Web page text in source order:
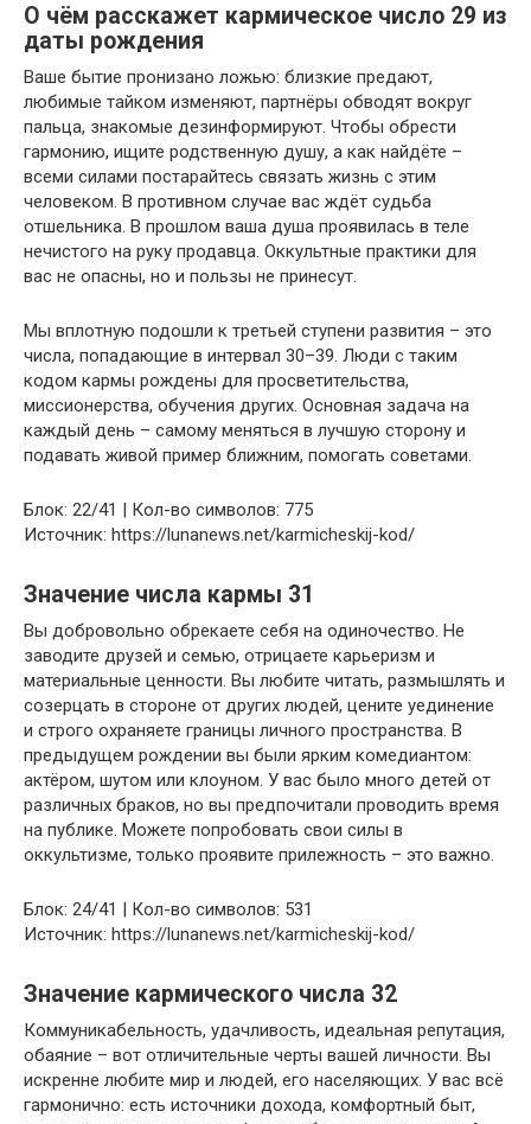
О чём расскажет кармическое число 29 из
даты рождения
Ваше бытие пронизано ложью: близкие предают,
любимые тайком изменяют, партнёры обводят вокруг
пальца, знакомые дезинформируют. Чтобы обрести
гармонию, ищите родственную душу, а как найдёте –
всеми силами постарайтесь связать жизнь с этим
человеком. В противном случае вас ждёт судьба
отшельника. В прошлом ваша душа проявилась в теле
нечистого на руку продавца. Оккультные практики для
вас не опасны, но и пользы не принесут.
Мы вплотную подошли к третьей ступени развития – это
числа, попадающие в интервал 30–39. Люди с таким
кодом кармы рождены для просветительства,
миссионерства, обучения других. Основная задача на
каждый день – самому меняться в лучшую сторону и
подавать живой пример ближним, помогать советами.
Блок: 22/41 | Кол-во символов: 775
Источник: https://lunanews.net/karmicheskij-kod/
Значение числа кармы 31
Вы добровольно обрекаете себя на одиночество. Не
заводите друзей и семью, отрицаете карьеризм и
материальные ценности. Вы любите читать, размышлять и
созерцать в стороне от других людей, цените уединение
и строго охраняете границы личного пространства. В
предыдущем рождении вы были ярким комедиантом:
актёром, шутом или клоуном. У вас было много детей от
различных браков, но вы предпочитали проводить время
на публике. Можете попробовать свои силы в
оккультизме, только проявите прилежность – это важно.
Блок: 24/41 | Кол-во символов: 531
Источник: https://lunanews.net/karmicheskij-kod/
Значение кармического числа 32
Коммуникабельность, удачливость, идеальная репутация,
обаяние – вот отличительные черты вашей личности. Вы
искренне любите мир и людей, его населяющих. У вас всё
гармонично: есть источники дохода, комфортный быт,